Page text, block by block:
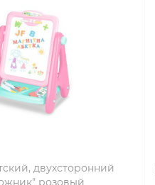
двухсторонний
розовый